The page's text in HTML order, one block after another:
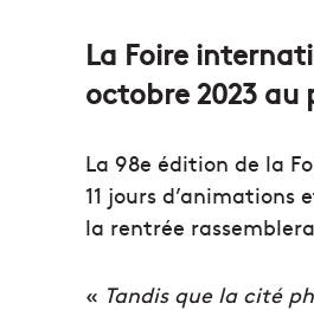
La Foire
octobre 2023
La 98e édition de la
11 jours
la rentrée
« Tandis que la cité